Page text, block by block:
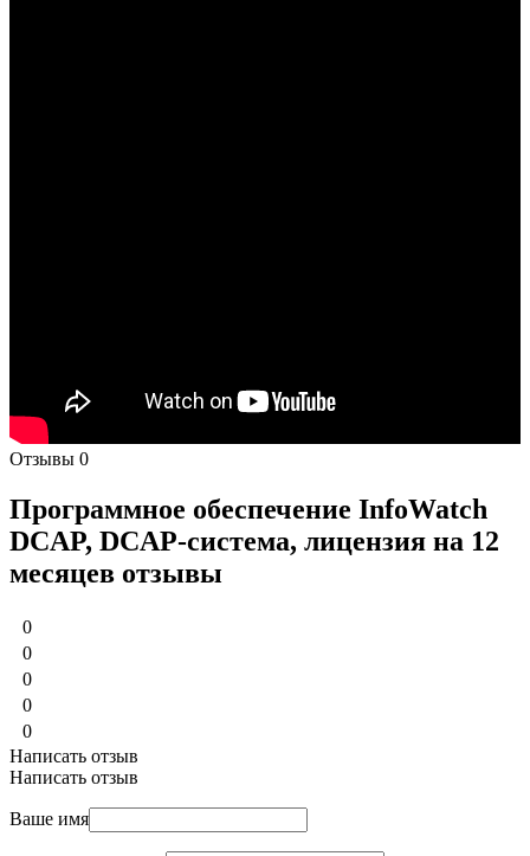
Отзывы 0
Программное обеспечение InfoWatch
DCAP, DCAP-система, лицензия на 12
месяцев отзывы
0
0
0
0
0
Написать отзыв
Написать отзыв
Ваше имя